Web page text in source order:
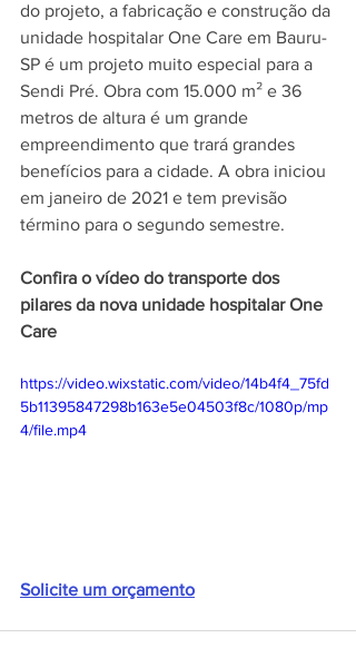
do projeto, a fabricação e construção da
unidade hospitalar One Care em Bauru-
SP é um projeto muito especial para a
Sendi Pré. Obra com 15.000 m² e 36
metros de altura é um grande
empreendimento que trará grandes
benefícios para a cidade. A obra iniciou
em janeiro de 2021 e tem previsão
término para o segundo semestre.
Confira o vídeo do transporte dos
pilares da nova unidade hospitalar One
Care
https://video.wixstatic.com/video/14b4f4_75fd
5b11395847298b163e5e04503f8c/1080p/mp
4/file.mp4
Solicite um orçamento